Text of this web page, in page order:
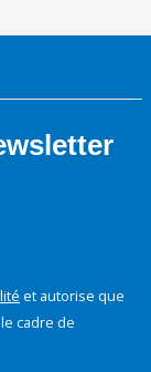
et autorise que
cadre de